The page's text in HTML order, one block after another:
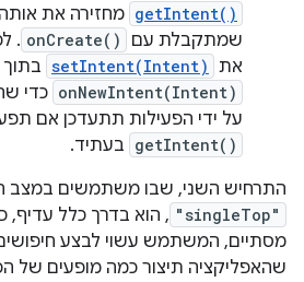
getIntent() מחזירה את אותה
שמתקבלת עם
onCreate()
.
את setIntent(Intent) בתוך
onNewIntent(Intent) כדי
על ידי הפעילות תתעדכן אם
getIntent() בעתיד.
התרחיש השני, שבו משתמשים במצב
"singleTop" , הוא בדרך כלל עדיף,
מסתיים, המשתמש עשוי לבצע חיפושים
שהאפליקציה תיצור כמה מופעים של